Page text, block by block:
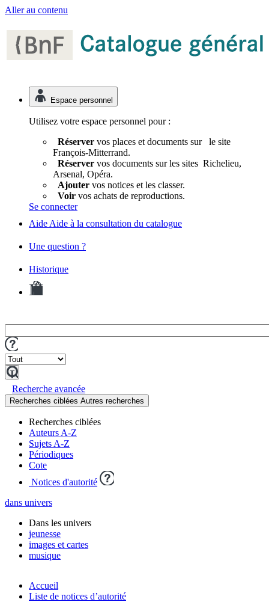
Aller au contenu
Espace personnel
Utilisez votre espace personnel pour :
Réserver vos places et documents sur le site
François-Mitterrand.
Réserver vos documents sur les sites Richelieu,
Arsenal, Opéra.
Ajouter vos notices et les classer.
Voir vos achats de reproductions.
Se connecter
Aide Aide à la consultation du catalogue
Une question ?
Historique
Mes
Lancer
la
recherche
Recherche avancée
Recherches ciblées Autres recherches
Recherches ciblées
Auteurs A-Z
Sujets A-Z
Périodiques
Cote
Notices d'autorité
dans univers
Dans les univers
jeunesse
images et cartes
musique
Accueil
Liste de notices d’autorité
Panneau de gestion des cookies